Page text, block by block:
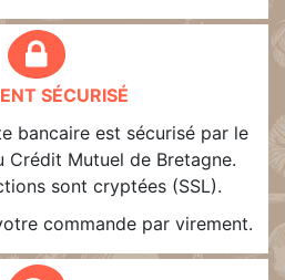
SÉCURISÉ
bancaire est sécurisé par le
Crédit Mutuel de Bretagne.
sont cryptées (SSL).
commande par virement.